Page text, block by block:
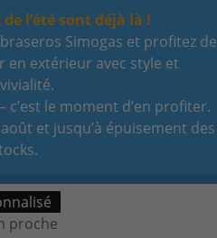
l’été sont déjà là !
Simogas et profitez de
en extérieur avec style et
le moment d’en profiter.
et jusqu’à épuisement des
proche